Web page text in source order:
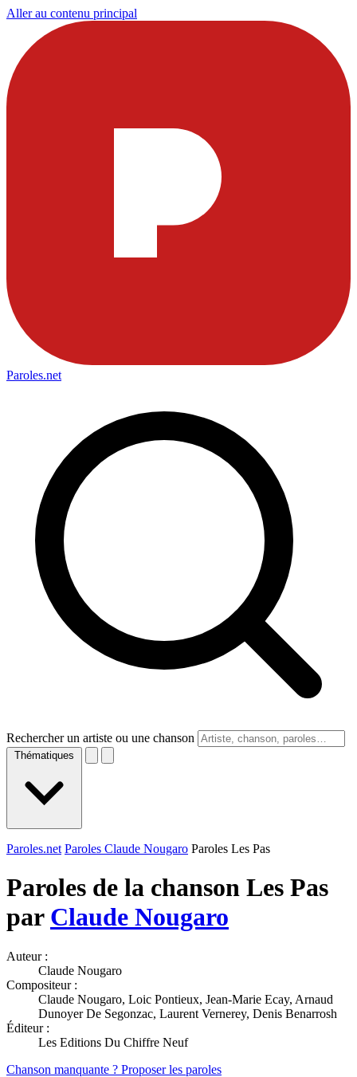
Aller au contenu principal
Paroles.net
Rechercher un artiste ou une chanson
Thématiques
Paroles.net Paroles Claude Nougaro Paroles Les Pas
Paroles de la chanson Les Pas
par Claude Nougaro
Auteur :
Claude Nougaro
Compositeur :
Claude Nougaro, Loic Pontieux, Jean-Marie Ecay, Arnaud
Dunoyer De Segonzac, Laurent Vernerey, Denis Benarrosh
Éditeur :
Les Editions Du Chiffre Neuf
Chanson manquante ? Proposer les paroles